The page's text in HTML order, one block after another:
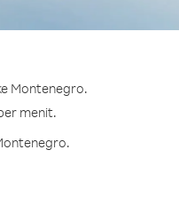
Montenegro.
menit.